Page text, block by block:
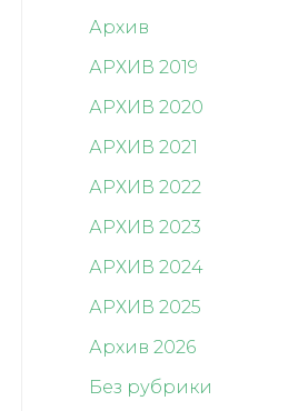
Архив
АРХИВ 2019
АРХИВ 2020
АРХИВ 2021
АРХИВ 2022
АРХИВ 2023
АРХИВ 2024
АРХИВ 2025
Архив 2026
Без рубрики